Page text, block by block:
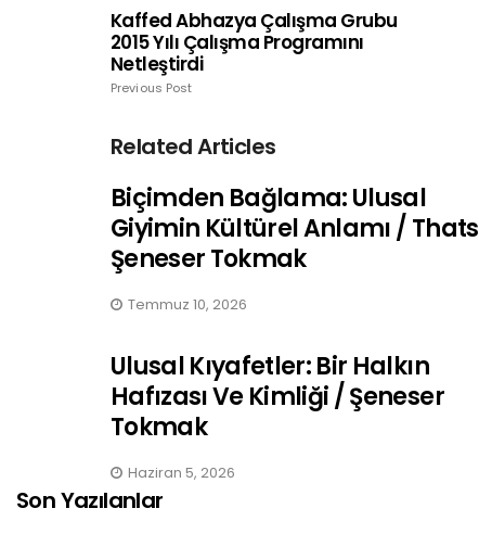
Kaffed Abhazya Çalışma Grubu
2015 Yılı Çalışma Programını
Netleştirdi
Previous Post
Related Articles
Biçimden Bağlama: Ulusal
Giyimin Kültürel Anlamı / Thats
Şeneser Tokmak
Temmuz 10, 2026
Ulusal Kıyafetler: Bir Halkın
Hafızası Ve Kimliği / Şeneser
Tokmak
Haziran 5, 2026
Son Yazılanlar